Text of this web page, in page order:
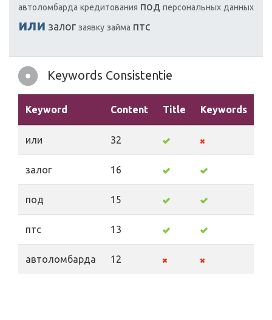
автоломбарда кредитования под персональных данных
или залог заявку займа птс
Keywords Consistentie
Keyword Content Title Keywords
или 32
залог 16
под 15
птс 13
автоломбарда 12